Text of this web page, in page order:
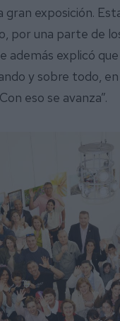
gran exposición.
por una parte de
además explicó
y sobre todo,
eso se avanza”.